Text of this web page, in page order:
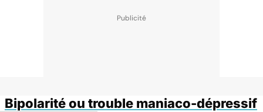
Bipolarité ou trouble maniaco-dépressif